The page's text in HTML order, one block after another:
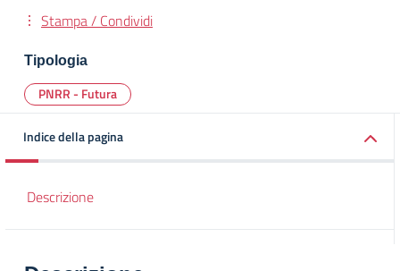
Stampa / Condividi
Tipologia
PNRR - Futura
Indice della pagina
Descrizione